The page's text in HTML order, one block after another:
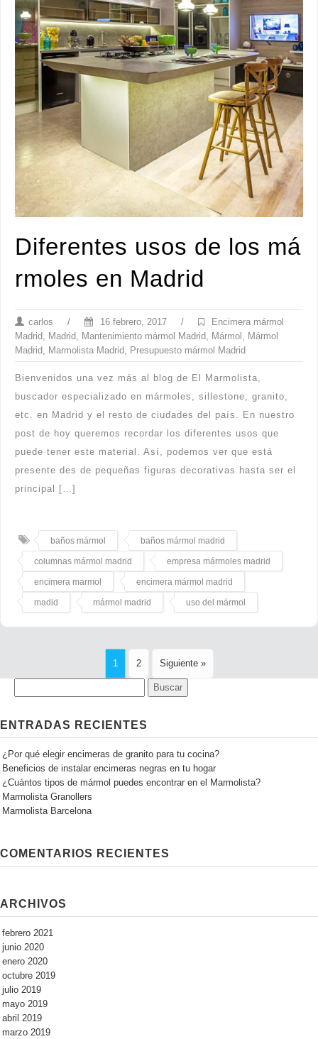
Diferentes usos de los má
rmoles en Madrid
carlos / 16 febrero, 2017 /
Encimera mármol
Madrid, Madrid, Mantenimiento mármol Madrid, Mármol , Mármol
Madrid, Marmolista Madrid, Presupuesto mármol Madrid
Bienvenidos una vez más al blog de El Marmolista,
buscador especializado en mármoles, sillestone, granito,
etc. en Madrid y el resto de ciudades del país. En nuestro
post de hoy queremos recordar los diferentes usos que
puede tener este material. Así, podemos ver que está
presente des de pequeñas figuras decorativas hasta ser el
principal […]
baños mármol baños mármol madrid
columnas mármol madrid empresa mármoles madrid
encimera marmol encimera mármol madrid
madid mármol madrid uso del mármol
1 2 Siguiente »
ENTRADAS RECIENTES
¿Por qué elegir encimeras de granito para tu cocina?
Beneficios de instalar encimeras negras en tu hogar
¿Cuántos tipos de mármol puedes encontrar en el Marmolista?
Marmolista Granollers
Marmolista Barcelona
COMENTARIOS RECIENTES
ARCHIVOS
febrero 2021
junio 2020
enero 2020
octubre 2019
julio 2019
mayo 2019
abril 2019
marzo 2019